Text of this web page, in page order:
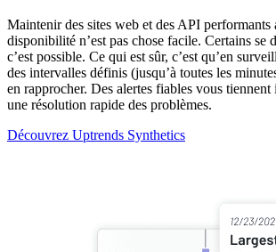
Maintenir des sites web et des API performants
disponibilité n’est pas chose facile. Certains se
c’est possible. Ce qui est sûr, c’est qu’en
des intervalles définis (jusqu’à toutes les
en rapprocher. Des alertes fiables vous
une résolution rapide des problèmes.
Découvrez Uptrends Synthetics